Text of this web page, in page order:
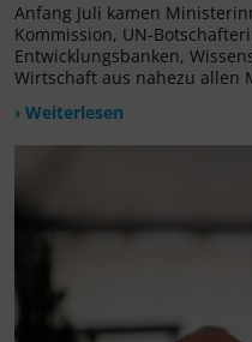
Anfang Juli kamen
Kommission, UN-
Entwicklungsbanken,
Wirtschaft aus nahezu allen
› Weiterlesen